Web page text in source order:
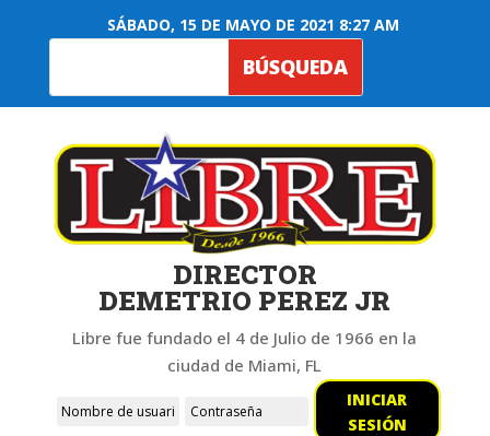
SÁBADO, 15 DE MAYO DE 2021 8:27 AM
DIRECTOR
DEMETRIO PEREZ JR
Libre fue fundado el 4 de Julio de 1966 en la
ciudad de Miami, FL
INICIAR
SESIÓN